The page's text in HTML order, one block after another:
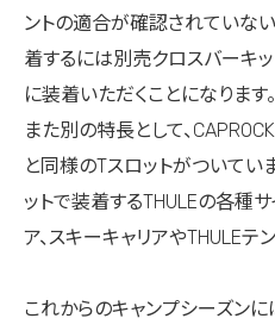
ントの適合が確認されていな
着するには別売クロスバーキ
に装着いただくことになります。
また別の特長として、
と同様のTスロットがついてい
ットで装着するTHULEの各種サ
ア、スキーキャリアやTHULEテ
これからのキャンプシーズン